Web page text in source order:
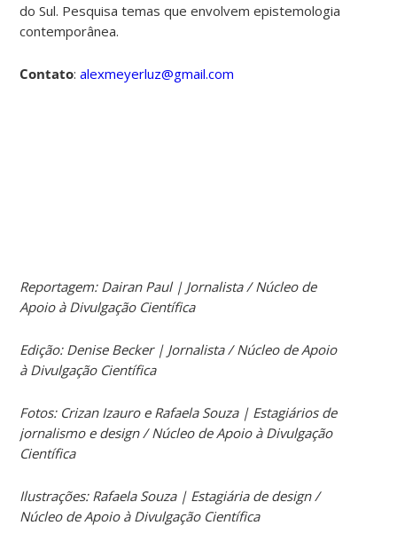
do Sul. Pesquisa temas que envolvem epistemologia
contemporânea.
Contato:alexmeyerluz@gmail.com
Reportagem: Dairan Paul | Jornalista / Núcleo de
Apoio à Divulgação Científica
Edição: Denise Becker | Jornalista / Núcleo de Apoio
à Divulgação Científica
Fotos: Crizan Izauro e Rafaela Souza | Estagiários de
jornalismo e design / Núcleo de Apoio à Divulgação
Científica
Ilustrações: Rafaela Souza | Estagiária de design /
Núcleo de Apoio à Divulgação Científica